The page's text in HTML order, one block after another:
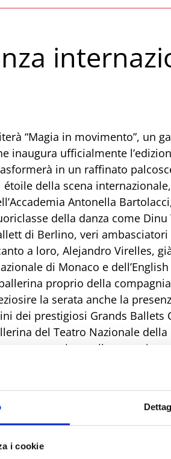
i cookie
“Magia in movimento”, un
inaugura ufficialmente
in un raffinato
della scena
Antonella
della danza come Dinu
di Berlino, veri ambasciatori
a loro, Alejandro Virelles,
di Monaco e
proprio della
la serata anche la
dei prestigiosi Grands Ballets
del Teatro Nazionale
protagonista sulle scene
infine Simone Nolasco,
scenica e sensibilità
mondi e visioni sarà l’attore
in veste di narratore
storie, emozioni e sogni.